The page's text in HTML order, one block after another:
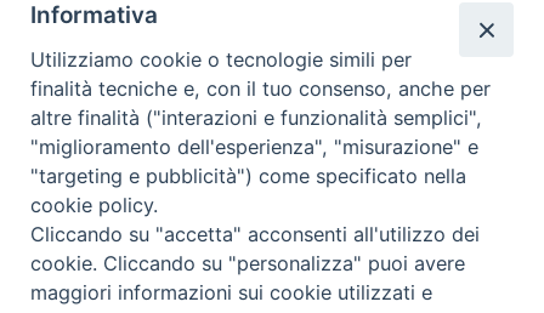
via Amedeo Rossi, 28 - 12100 Cuneo
segreteriagenerale@diocesicuneofossano.it
Informativa
Utilizziamo cookie o tecnologie simili per
finalità tecniche e, con il tuo consenso, anche per
altre finalità ("interazioni e funzionalità semplici",
"miglioramento dell'esperienza", "misurazione" e
"targeting e pubblicità") come specificato nella
cookie policy.
Cliccando su "accetta" acconsenti all'utilizzo dei
cookie. Cliccando su "personalizza" puoi avere
maggiori informazioni sui cookie utilizzati e